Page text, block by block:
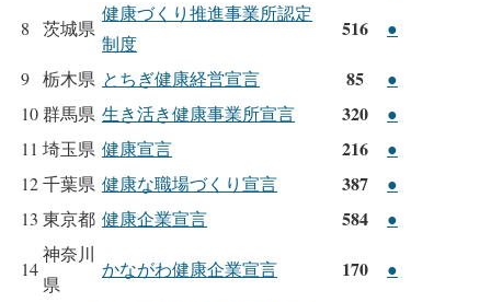
8 茨城県
健康づくり推進事業所認定
制度
516 ●
9 栃木県 とちぎ健康経営宣言 85
●
10群馬県 生き活き健康事業所宣言 320
●
11 埼玉県 健康宣言 216
●
12千葉県 健康な職場づくり宣言 387
●
13 東京都 健康企業宣言 584 ●
14
神奈川
県
かながわ健康企業宣言 170 ●